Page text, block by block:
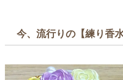
今、流行りの【練り香